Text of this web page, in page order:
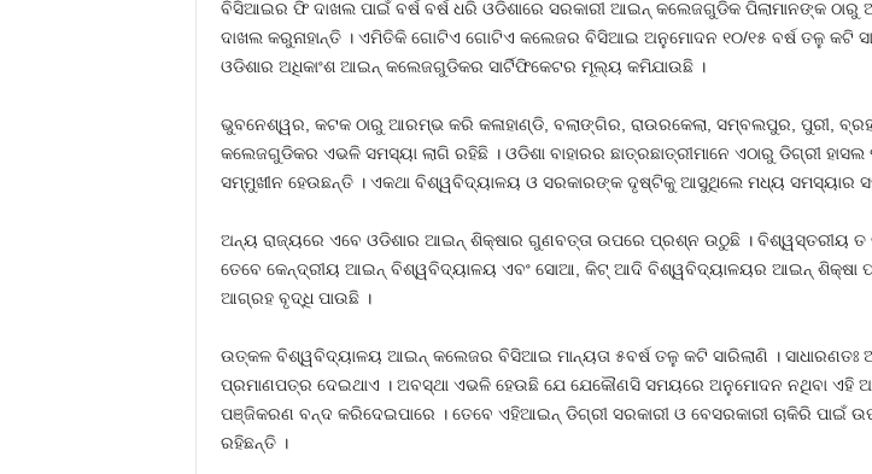
ବିସିଆଇର ଫି ଦାଖଲ ପାଇଁ ବର୍ଷ ବର୍ଷ ଧରି ଓଡିଶାରେ ସରକାରୀ ଆଇନ୍‍ କଲେଜଗୁଡିକ ପିଲାମାନଙ୍କ
ଦାଖଲ କରୁନାହାନ୍ତି । ଏମିତିକି ଗୋଟିଏ ଗୋଟିଏ କଲେଜର ବିସିଆଇ ଅନୁମୋଦନ ୧୦/୧୫ ବର୍ଷ ତଳୁ କଟି
ଓଡିଶାର ଅଧିକାଂଶ ଆଇନ୍‍ କଲେଜଗୁଡିକର ସାର୍ଟିଫିକେଟର ମୂଲ୍ୟ କମିଯାଉଛି ।
ଭୁବନେଶ୍ୱର, କଟକ ଠାରୁ ଆରମ୍ଭ କରି କଳାହାଣ୍ଡି, ବଲାଙ୍ଗିର, ରାଉରକେଲା, ସମ୍ବଲପୁର, ପୁରୀ,
କଲେଜଗୁଡିକର ଏଭଳି ସମସ୍ୟା ଲାଗି ରହିଛି । ଓଡିଶା ବାହାରର ଛାତ୍ରଛାତ୍ରୀମାନେ ଏଠାରୁ ଡିଗ୍ରୀ
ସମ୍ମୁଖୀନ ହେଉଛନ୍ତି । ଏକଥା ବିଶ୍ୱବିଦ୍ୟାଳୟ ଓ ସରକାରଙ୍କ ଦୃଷ୍ଟିକୁ ଆସୁଥିଲେ ମଧ୍ୟ ସମସ୍ୟାର
ଅନ୍ୟ ରାଜ୍ୟରେ ଏବେ ଓଡିଶାର ଆଇନ୍‍ ଶିକ୍ଷାର ଗୁଣବତ୍ତା ଉପରେ ପ୍ରଶ୍ନ ଉଠୁଛି । ବିଶ୍ୱସ୍ତରୀୟ ତ
ତେବେ କେନ୍ଦ୍ରୀୟ ଆଇନ୍‍ ବିଶ୍ୱବିଦ୍ୟାଳୟ ଏବଂ ସୋଆ, କିଟ୍‍ ଆଦି ବିଶ୍ୱବିଦ୍ୟାଳୟର ଆଇନ୍‍ ଶିକ୍ଷା
ଆଗ୍ରହ ବୃଦ୍ଧି ପାଉଛି ।
ଉତ୍କଳ ବିଶ୍ୱବିଦ୍ୟାଳୟ ଆଇନ୍‍ କଲେଜର ବିସିଆଇ ମାନ୍ୟତା ୫ବର୍ଷ ତଳୁ କଟି ସାରିଲାଣି ।
ପ୍ରମାଣପତ୍ର ଦେଇଥାଏ । ଅବସ୍ଥା ଏଭଳି ହେଉଛି ଯେ ଯେକୌଣସି ସମୟରେ ଅନୁମୋଦନ ନଥିବା ଏହି
ପଞ୍ଜିକରଣ ବନ୍ଦ କରିଦେଇପାରେ । ତେବେ ଏହିଆଇନ୍‍ ଡିଗ୍ରୀ ସରକାରୀ ଓ ବେସରକାରୀ ଚାକିରି ପାଇଁ
ରହିଛନ୍ତି ।